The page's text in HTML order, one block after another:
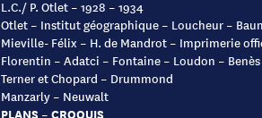
L.C./ P. Otlet – 1928 – 1934
Otlet – Institut géographique – Loucheur –
Mieville- Félix – H. de Mandrot – Imprimerie
Florentin – Adatci – Fontaine – Loudon –
Terner et Chopard – Drummond
Manzarly – Neuwalt
PLANS – CROQUIS